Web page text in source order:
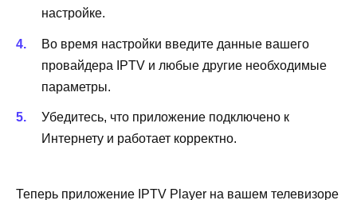
настройке.
Во время настройки введите данные вашего
провайдера IPTV и любые другие необходимые
параметры.
Убедитесь, что приложение подключено к
Интернету и работает корректно.
Теперь приложение IPTV Player на вашем телевизоре